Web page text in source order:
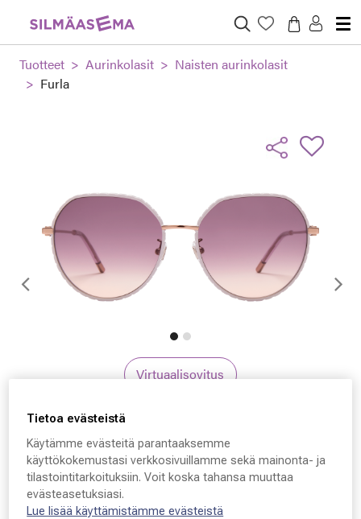
Tuotteet Aurinkolasit
Naisten aurinkolasit
Furla
Edellinen
Virtuaalisovitus
Furla SFU627,
COL0E59 57 - 17 - 140
Tietoa evästeistä
Käytämme evästeitä parantaaksemme
käyttökokemustasi verkkosivuillamme sekä mainonta- ja
tilastointitarkoituksiin. Voit koska tahansa muuttaa
evästeasetuksiasi.
Lue lisää käyttämistämme evästeistä